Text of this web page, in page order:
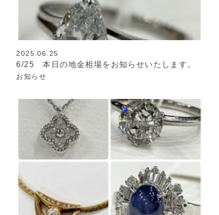
2025.06.25
6/25 本日の地金相場をお知らせいたします。
お知らせ